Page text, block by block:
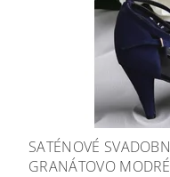
SATÉNOVÉ
GRANÁTOVO MODRÉ